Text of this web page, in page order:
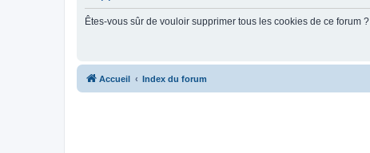
Êtes-vous sûr de vouloir supprimer tous les cookies de ce forum ?
Accueil Index du forum